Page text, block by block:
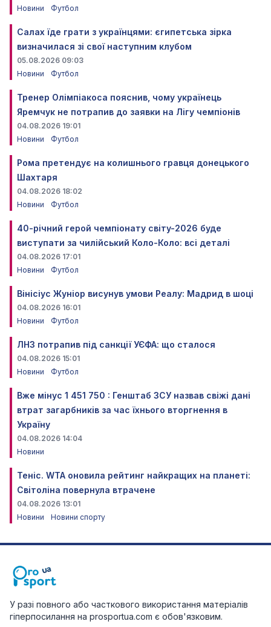
Новини
Футбол
Салах їде грати з українцями: єгипетська зірка
визначилася зі свої наступним клубом
05.08.2026 09:03
Новини
Футбол
Тренер Олімпіакоса пояснив, чому українець
Яремчук не потрапив до заявки на Лігу чемпіонів
04.08.2026 19:01
Новини
Футбол
Рома претендує на колишнього гравця донецького
Шахтаря
04.08.2026 18:02
Новини
Футбол
40-річний герой чемпіонату світу-2026 буде
виступати за чилійський Коло-Коло: всі деталі
04.08.2026 17:01
Новини
Футбол
Вінісіус Жуніор висунув умови Реалу: Мадрид в шоці
04.08.2026 16:01
Новини
Футбол
ЛНЗ потрапив під санкції УЄФА: що сталося
04.08.2026 15:01
Новини
Футбол
Вже мінус 1 451 750 : Генштаб ЗСУ назвав свіжі дані
втрат загарбників за час їхнього вторгнення в
Україну
04.08.2026 14:04
Новини
Теніс. WTA оновила рейтинг найкращих на планеті:
Світоліна повернула втрачене
04.08.2026 13:01
Новини
Новини спорту
У разі повного або часткового використання матеріалів
гіперпосилання на prosportua.com є обов'язковим.